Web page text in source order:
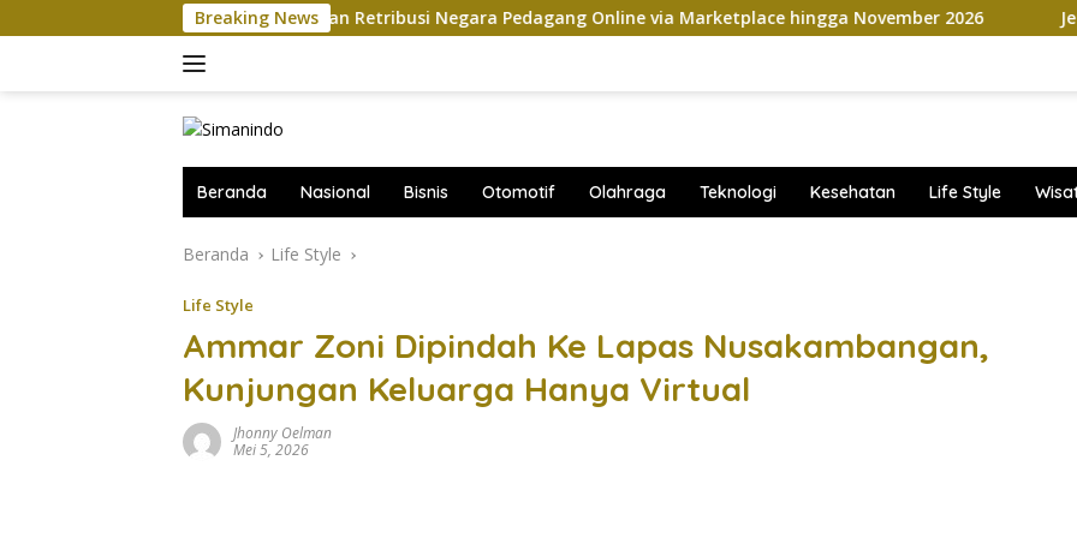
ke
Breaking News
DJP soal Penundaan Retribusi Negara Pedagang Online via Marketplace hingga November 2026 Jetour Bawa
Beranda Nasional Bisnis Otomotif Olahraga Teknologi Kesehatan Life Style
Beranda Life Style
Life Style
Ammar Zoni Dipindah Ke Lapas Nusakambangan,
Kunjungan Keluarga Hanya Virtual
Jhonny Oelman
Mei 5, 2026